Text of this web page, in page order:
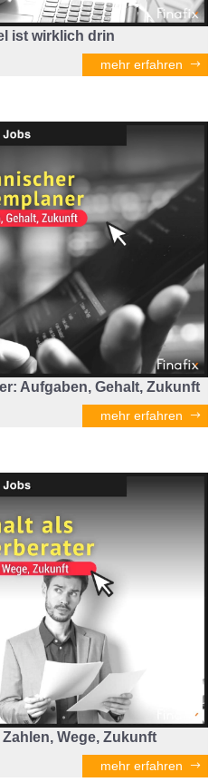
ist wirklich drin
mehr erfahren
Aufgaben, Gehalt, Zukunft
mehr erfahren
Wege, Zukunft
mehr erfahren